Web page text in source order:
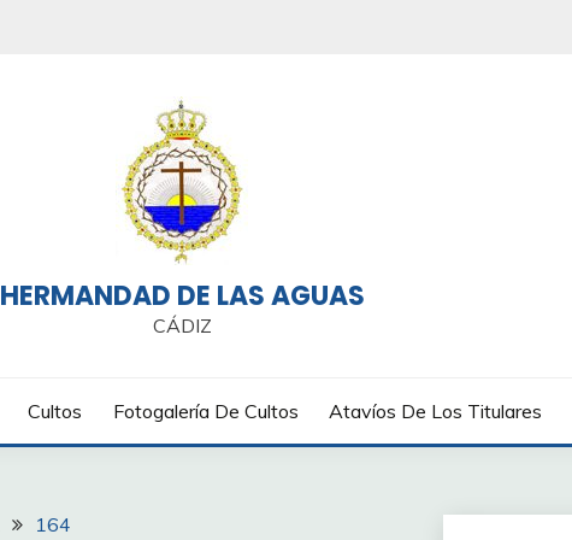
HERMANDAD DE LAS AGUAS
CÁDIZ
Cultos Fotogalería De Cultos Atavíos De Los Titulares
164